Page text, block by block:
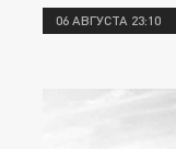
06 АВГУСТА 23:10